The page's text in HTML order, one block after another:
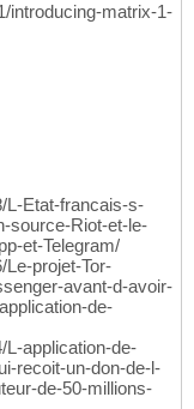
introducing-matrix-1-
L-Etat-francais-s-
source-Riot-et-le-
et-Telegram/
projet-Tor-
avant-d-avoir-
de-
L-application-de-
recoit-un-don-de-l-
de-50-millions-